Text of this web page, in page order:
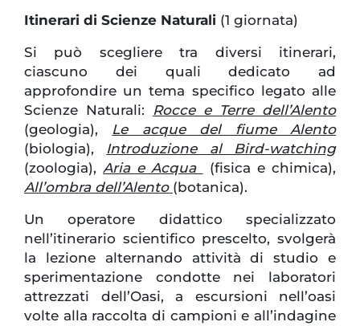
Itinerari di Scienze Naturali (1 giornata)
Si può scegliere tra diversi itinerari,
ciascuno dei quali dedicato ad
approfondire un tema specifico legato alle
Scienze Naturali: Rocce e Terre dell’Alento
(geologia), Le acque del fiume Alento
(biologia), Introduzione al Bird-watching
(zoologia),Aria e Acqua
(fisica e chimica),
All’ombra dell’Alento (botanica).
Un operatore didattico specializzato
nell’itinerario scientifico prescelto, svolgerà
la lezione alternando attività di studio e
sperimentazione condotte nei laboratori
attrezzati dell’Oasi, a escursioni nell’oasi
volte alla raccolta di campioni e all’indagine